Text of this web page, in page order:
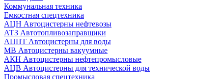
Коммунальная техника
Емкостная спецтехника
АЦН Автоцистерны нефтевозы
АТЗ Автотопливозаправщики
АЦПТ Автоцистерны для воды
МВ Автоцистерны вакуумные
АКН Автоцистерны нефтепромысловые
АЦВ Автоцистерны для технической воды
Промысловая спецтехника